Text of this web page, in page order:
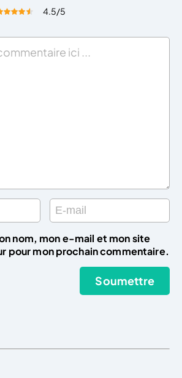
cet article:
4.5/5
nom, mon e-mail et mon site
pour mon prochain commentaire.